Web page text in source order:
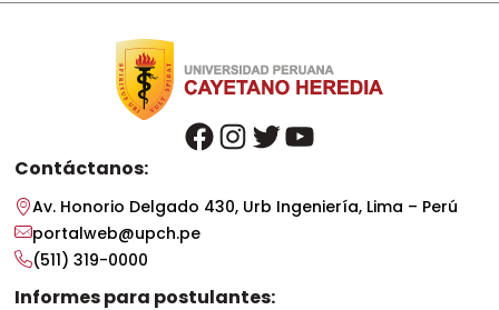
facebook instagram twitter youtube
Contáctanos:
Av. Honorio Delgado 430, Urb Ingeniería, Lima – Perú
portalweb@upch.pe
(511) 319-0000
Informes para postulantes: